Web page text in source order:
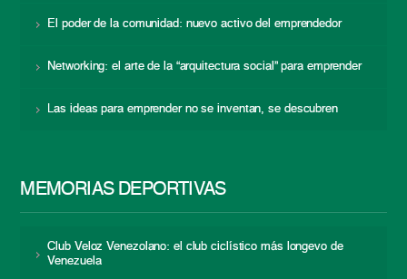
El poder de la comunidad: nuevo activo del emprendedor
Networking: el arte de la “arquitectura social” para emprender
Las ideas para emprender no se inventan, se descubren
MEMORIAS DEPORTIVAS
Club Veloz Venezolano: el club ciclístico más longevo de
Venezuela